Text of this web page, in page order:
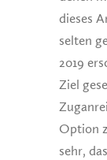
dieses
selten
2019
Ziel
Option
sehr,